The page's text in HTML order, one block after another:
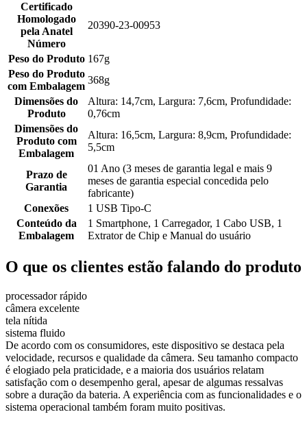
Certificado
Homologado
pela Anatel
Número
20390-23-00953
Peso do Produto 167g
Peso do Produto
com Embalagem
368g
Dimensões do
Produto
Altura: 14,7cm, Largura: 7,6cm, Profundidade:
0,76cm
Dimensões do
Produto com
Embalagem
Altura: 16,5cm, Largura: 8,9cm, Profundidade:
5,5cm
Prazo de
Garantia
01 Ano (3 meses de garantia legal e mais 9
meses de garantia especial concedida pelo
fabricante)
Conexões
1 USB Tipo-C
Conteúdo da
Embalagem
1 Smartphone, 1 Carregador, 1 Cabo USB, 1
Extrator de Chip e Manual do usuário
O que os clientes estão falando do produto
processador rápido
câmera excelente
tela nítida
sistema fluido
De acordo com os consumidores, este dispositivo se destaca pela
velocidade, recursos e qualidade da câmera. Seu tamanho compacto
é elogiado pela praticidade, e a maioria dos usuários relatam
satisfação com o desempenho geral, apesar de algumas ressalvas
sobre a duração da bateria. A experiência com as funcionalidades e o
sistema operacional também foram muito positivas.